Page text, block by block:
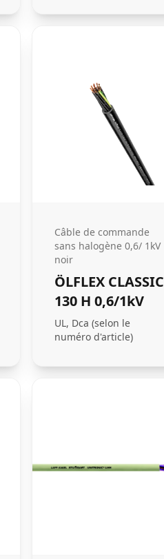
Câble de commande
sans halogène 0,6/ 1kV
noir
ÖLFLEX CLASSIC
130 H 0,6/1kV
UL, Dca (selon le
numéro d'article)